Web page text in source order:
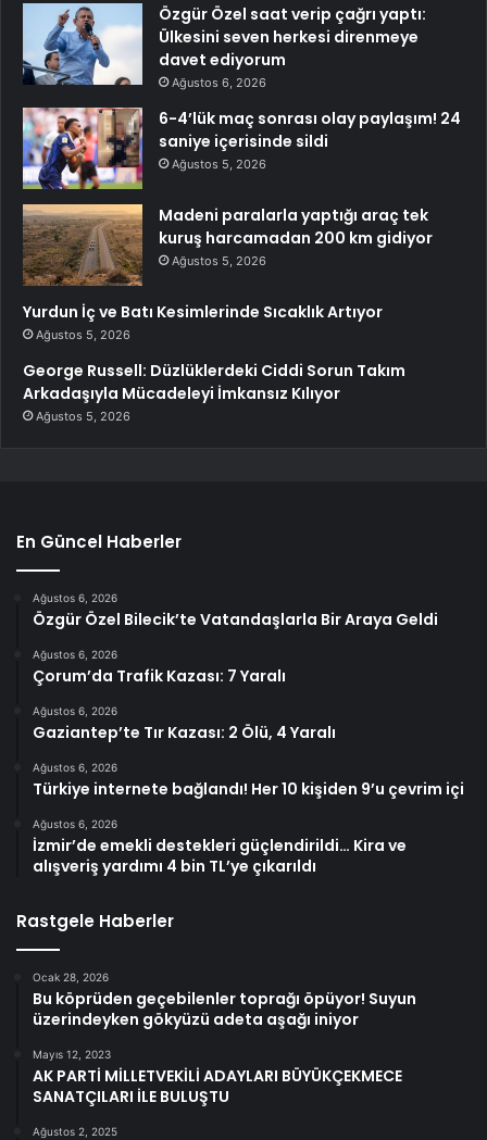
Özgür Özel saat verip çağrı yaptı:
Ülkesini seven herkesi direnmeye
davet ediyorum
Ağustos 6, 2026
6-4’lük maç sonrası olay paylaşım! 24
saniye içerisinde sildi
Ağustos 5, 2026
Madeni paralarla yaptığı araç tek
kuruş harcamadan 200 km gidiyor
Ağustos 5, 2026
Yurdun İç ve Batı Kesimlerinde Sıcaklık Artıyor
Ağustos 5, 2026
George Russell: Düzlüklerdeki Ciddi Sorun Takım
Arkadaşıyla Mücadeleyi İmkansız Kılıyor
Ağustos 5, 2026
En Güncel Haberler
Ağustos 6, 2026
Özgür Özel Bilecik’te Vatandaşlarla Bir Araya Geldi
Ağustos 6, 2026
Çorum’da Trafik Kazası: 7 Yaralı
Ağustos 6, 2026
Gaziantep’te Tır Kazası: 2 Ölü, 4 Yaralı
Ağustos 6, 2026
Türkiye internete bağlandı! Her 10 kişiden 9’u çevrim içi
Ağustos 6, 2026
İzmir’de emekli destekleri güçlendirildi… Kira ve
alışveriş yardımı 4 bin TL’ye çıkarıldı
Rastgele Haberler
Ocak 28, 2026
Bu köprüden geçebilenler toprağı öpüyor! Suyun
üzerindeyken gökyüzü adeta aşağı iniyor
Mayıs 12, 2023
AK PARTİ MİLLETVEKİLİ ADAYLARI BÜYÜKÇEKMECE
SANATÇILARI İLE BULUŞTU
Ağustos 2, 2025